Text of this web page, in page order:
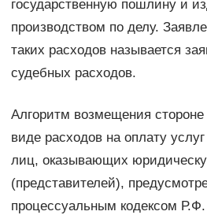
государственную пошлину и
производством по делу.
таких расходов называется
судебных расходов.
Алгоритм возмещения
виде расходов на оплату
лиц, оказывающих
(представителей),
процессуальным кодексом